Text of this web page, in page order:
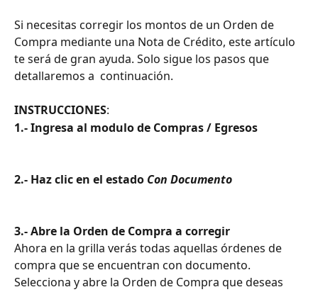
Si necesitas corregir los montos de un Orden de
Compra mediante una Nota de Crédito, este artículo
te será de gran ayuda. Solo sigue los pasos que
detallaremos a  continuación.
INSTRUCCIONES:
1.- Ingresa al modulo de Compras / Egresos
2.- Haz clic en el estado Con Documento
3.- Abre la Orden de Compra a corregir
Ahora en la grilla verás todas aquellas órdenes de
compra que se encuentran con documento.
Selecciona y abre la Orden de Compra que deseas